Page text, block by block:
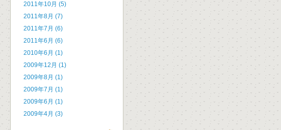
2011年10月 (5)
2011年8月 (7)
2011年7月 (6)
2011年6月 (6)
2010年6月 (1)
2009年12月 (1)
2009年8月 (1)
2009年7月 (1)
2009年6月 (1)
2009年4月 (3)